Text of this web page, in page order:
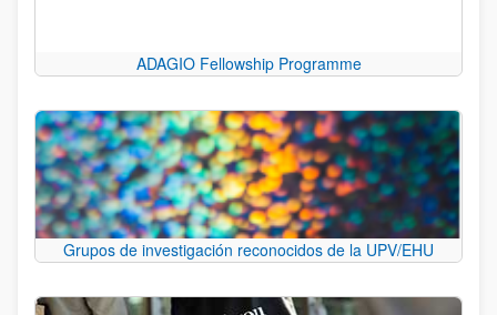
ADAGIO Fellowship Programme
Grupos de investigación reconocidos de la UPV/EHU